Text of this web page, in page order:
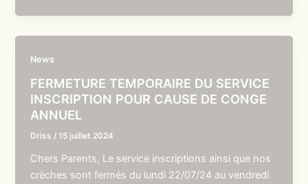
News
FERMETURE TEMPORAIRE DU SERVICE
INSCRIPTION POUR CAUSE DE CONGE
ANNUEL
Driss /15 juillet 2024
Chers Parents, Le service inscriptions ainsi que nos
crèches sont fermés du lundi 22/07/24 au vendredi